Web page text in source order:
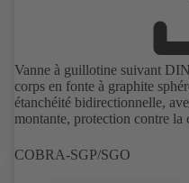
Vanne à guillotine suivant
corps en fonte à graphite
étanchéité bidirectionnelle,
montante, protection contre la
COBRA-SGP/SGO